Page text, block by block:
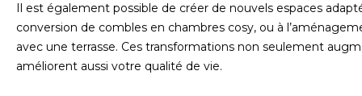
Il est également possible de créer de nouvels espaces
conversion de combles en chambres cosy, ou à
avec une terrasse. Ces transformations non seulement
améliorent aussi votre qualité de vie.